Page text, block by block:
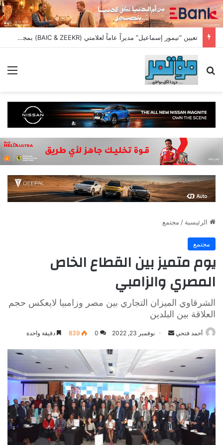
تعيين “تيمور إسماعيل” مديراً عاماً لعلامتي (BAIC & ZEEKR) بمجموعة EIM للسيارات
بحث عن
الرئيسية / مجتمع
مجتمع
يوم متميز بين القطاع الخاص
المصري والزامبي
الشرقاوي الميزان التجاري بين مصر وزامبيا لايعكس حجم
العلاقة بين البلدين
أحمد فتحي
أرسل
إلكترونيا
نوفمبر 23, 2022 0
839 دقيقة واحدة